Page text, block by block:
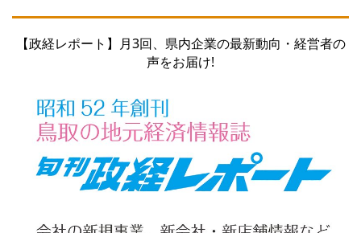
【政経レポート】月3回、県内企業の最新動向・経営者の
声をお届け!